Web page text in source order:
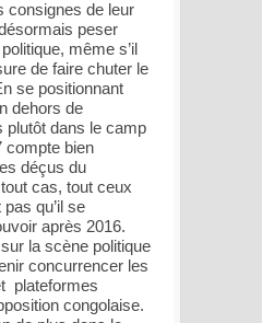
consignes de leur
peser
même s’il
de faire chuter le
se positionnant
dehors de
plutôt dans le camp
compte bien
déçus du
cas, tout ceux
qu’il se
après 2016.
la scène politique
concurrencer les
plateformes
congolaise.